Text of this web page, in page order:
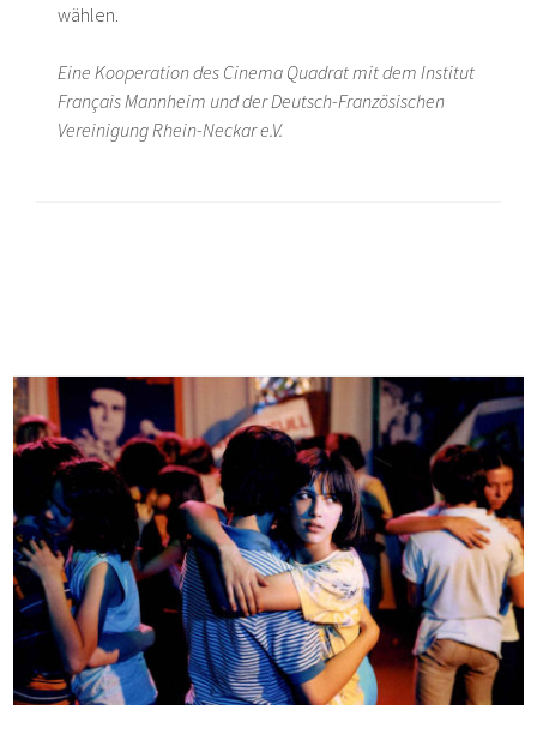
wählen.
Eine Kooperation des Cinema Quadrat mit dem Institut
Français Mannheim und der Deutsch-Französischen
Vereinigung Rhein-Neckar e.V.